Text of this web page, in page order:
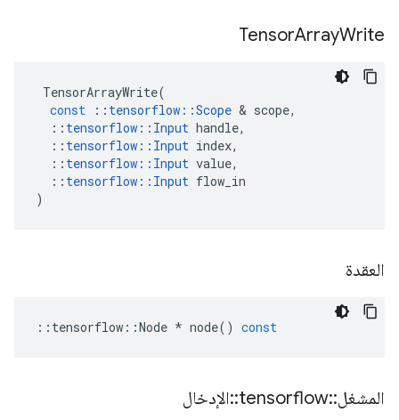
TensorArrayWrite
TensorArrayWrite(
const
:: tensorflow ::Scope & scope,
:: tensorflow :: Input handle,
:: tensorflow :: Input index,
:: tensorflow :: Input value,
:: tensorflow :: Input flow_in
)
العقدة
:: tensorflow ::Node * node() const
المشغل::
tensorflow
::الإدخال